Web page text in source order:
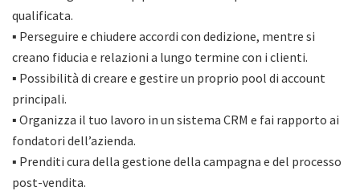
qualificata.
▪ Perseguire e chiudere accordi con dedizione, mentre si
creano fiducia e relazioni a lungo termine con i clienti.
▪ Possibilità di creare e gestire un proprio pool di account
principali.
▪ Organizza il tuo lavoro in un sistema CRM e fai rapporto ai
fondatori dell’azienda.
▪ Prenditi cura della gestione della campagna e del processo
post-vendita.